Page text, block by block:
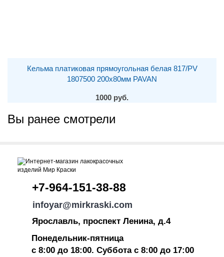
Кельма платиковая прямоугольная белая 817/PV
1807500 200х80мм PAVAN
1000 руб.
Вы ранее смотрели
+7-964-151-38-88
infoyar@mirkraski.com
Ярославль, проспект Ленина, д.4
Понедельник-пятница
с 8:00 до 18:00. Суббота с 8:00 до 17:00